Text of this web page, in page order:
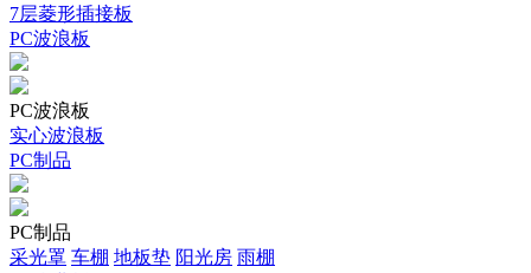
7层菱形插接板
PC波浪板
PC波浪板
实心波浪板
PC制品
PC制品
采光罩 车棚 地板垫 阳光房 雨棚